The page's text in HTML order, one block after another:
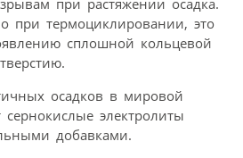
при растяжении осадка.
при термоциклировании, это
сплошной кольцевой
осадков в мировой
сернокислые электролиты
добавками.